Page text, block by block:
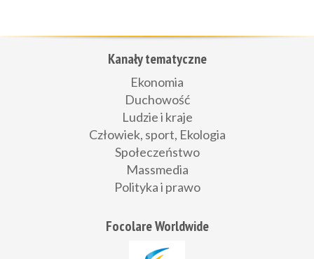
Kanały tematyczne
Ekonomia
Duchowość
Ludzie i kraje
Człowiek, sport, Ekologia
Społeczeństwo
Massmedia
Polityka i prawo
Focolare Worldwide